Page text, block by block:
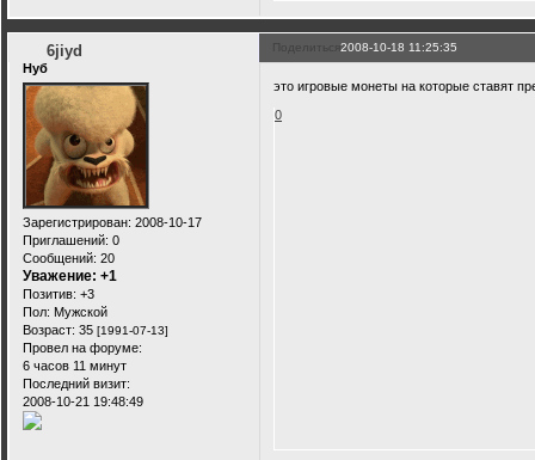
Поделиться2008-10-18 11:25:35
6jiyd
Нуб
Зарегистрирован: 2008-10-17
Приглашений: 0
Сообщений: 20
Уважение: +1
Позитив: +3
Пол: Мужской
Возраст: 35 [1991-07-13]
Провел на форуме:
6 часов 11 минут
Последний визит:
2008-10-21 19:48:49
это игровые монеты на которые ставят
0